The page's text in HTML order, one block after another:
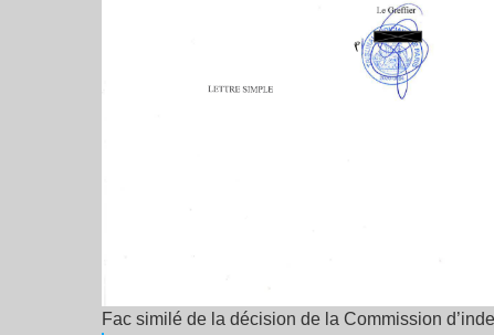
Fac similé de la décision de la Commission